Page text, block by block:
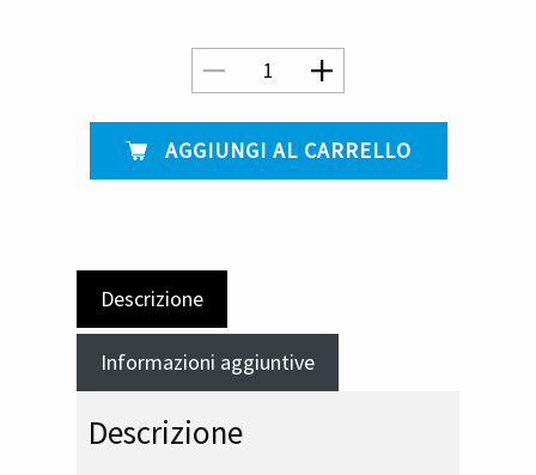
​ AGGIUNGI AL CARRELLO
Descrizione
Informazioni aggiuntive
Descrizione